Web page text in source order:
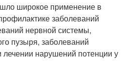
широкое применение в
заболеваний
нервной системы,
пузыря, заболеваний
нарушений потенции у